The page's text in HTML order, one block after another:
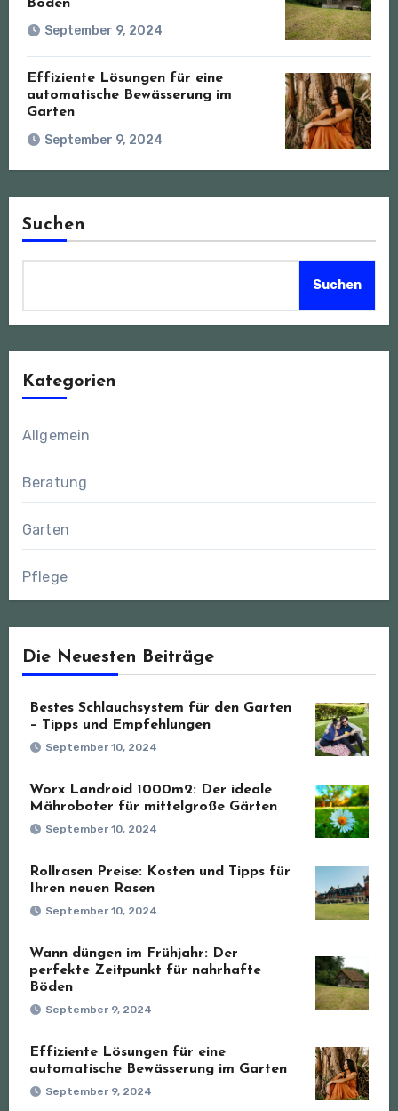
Böden
September 9, 2024
Effiziente Lösungen für eine
automatische Bewässerung im
Garten
September 9, 2024
Suchen
Suchen
Kategorien
Allgemein
Beratung
Garten
Pflege
Die Neuesten Beiträge
Bestes Schlauchsystem für den Garten
– Tipps und Empfehlungen
September 10, 2024
Worx Landroid 1000m2: Der ideale
Mähroboter für mittelgroße Gärten
September 10, 2024
Rollrasen Preise: Kosten und Tipps für
Ihren neuen Rasen
September 10, 2024
Wann düngen im Frühjahr: Der
perfekte Zeitpunkt für nahrhafte
Böden
September 9, 2024
Effiziente Lösungen für eine
automatische Bewässerung im Garten
September 9, 2024